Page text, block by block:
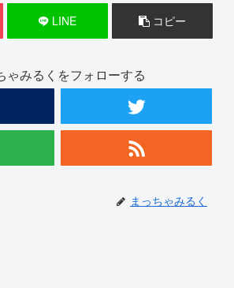
LINE コピー
ゃみるくをフォローする
まっちゃみるく